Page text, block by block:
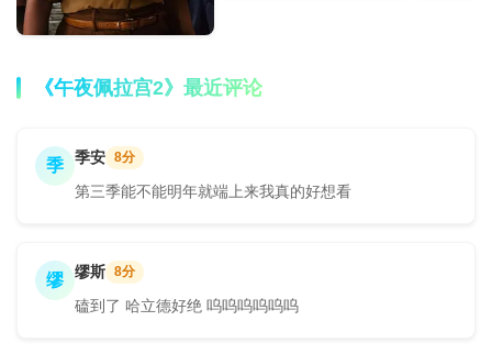
《午夜佩拉宫2》最近评论
季 季安 8分
第三季能不能明年就端上来我真的好想看
缪 缪斯 8分
磕到了 哈立德好绝 呜呜呜呜呜呜